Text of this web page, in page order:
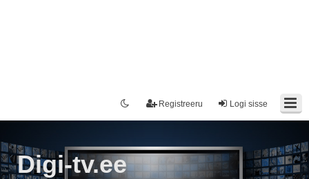
Logi sisse
Registreeru
Digi-tv.ee